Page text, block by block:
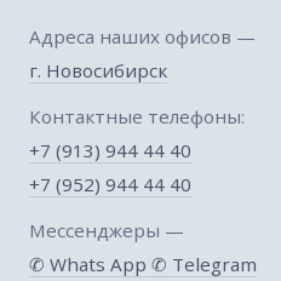
Адреса наших офисов —
г. Новосибирск
Контактные телефоны:
+7 (913) 944 44 40
+7 (952) 944 44 40
Мессенджеры —
✆ Whats App ✆ Telegram